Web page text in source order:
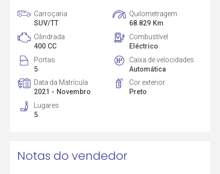
Carroçaria
SUV/TT
Quilometragem
68.829 Km
Cilindrada
400 CC
Combustível
Eléctrico
Portas
5
Caixa de velocidades
Automática
Data da Matrícula
2021 - Novembro
Cor exterior
Preto
Lugares
5
Notas do vendedor